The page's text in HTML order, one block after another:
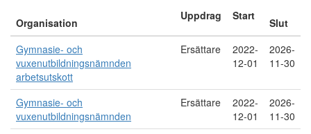
Organisation
Uppdrag Start
Slut
Gymnasie- och
vuxenutbildningsnämnden
arbetsutskott
Ersättare
2022-
12-01
2026-
11-30
Gymnasie- och
vuxenutbildningsnämnden
Ersättare
2022-
12-01
2026-
11-30